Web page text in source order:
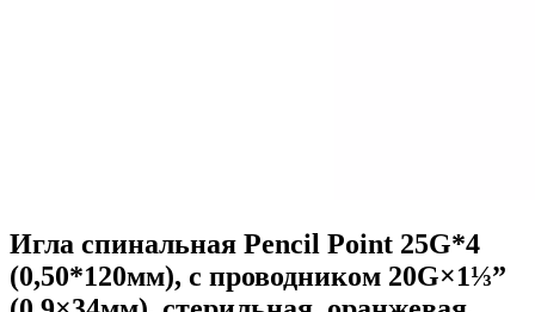
Игла спинальная Pencil Point 25G*4
(0,50*120мм), с проводником 20G×1⅓”